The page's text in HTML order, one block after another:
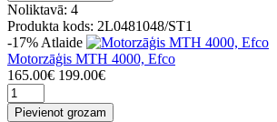
Noliktavā: 4
Produkta kods: 2L0481048/ST1
-17% Atlaide
Motorzāģis MTH 4000, Efco
165.00€ 199.00€
Pievienot grozam